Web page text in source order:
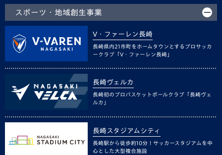
スポーツ・地域創生事業
V・ファーレン長崎
長崎県内21市町をホームタウンとするプロサッカ
ークラブ「V・ファーレン長崎」
長崎ヴェルカ
長崎初のプロバスケットボールクラブ「長崎ヴェ
ルカ」
長崎スタジアムシティ
長崎駅から徒歩約10分！サッカースタジアムを中
心とした大型複合施設